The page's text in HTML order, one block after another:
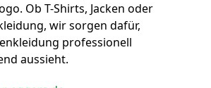
Ob T-Shirts, Jacken oder
wir sorgen dafür,
professionell
aussieht.